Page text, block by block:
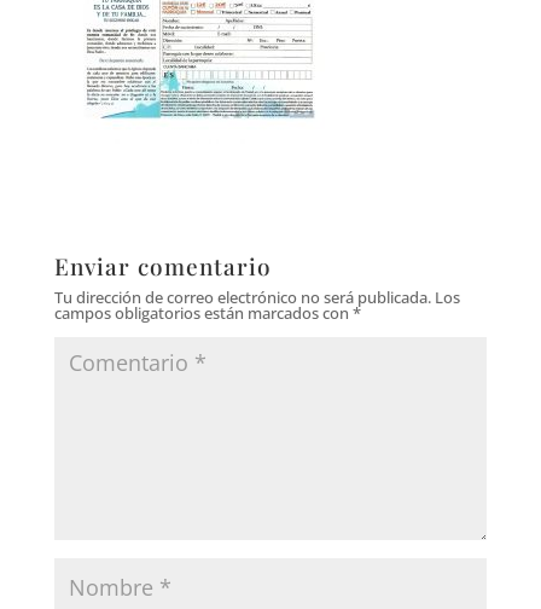
Enviar comentario
Tu dirección de correo electrónico no será publicada. Los
campos obligatorios están marcados con *